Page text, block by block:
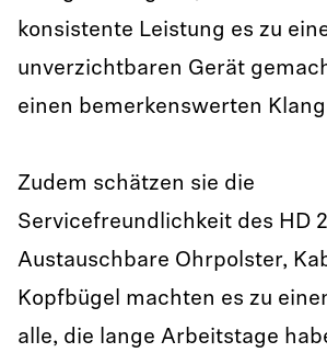
konsistente Leistung es zu
unverzichtbaren Gerät
einen bemerkenswerten
Zudem schätzen sie die
Servicefreundlichkeit des HD
Austauschbare Ohrpolster,
Kopfbügel machten es zu
alle, die lange Arbeitstage